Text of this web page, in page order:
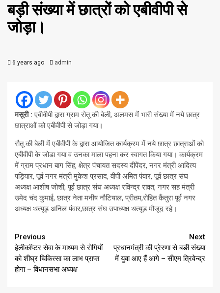
बड़ी संख्या में छात्रों को एबीवीपी से
जोड़ा।
6 years ago admin
मसूरी : एबीवीपी द्वारा ग्राम रोतू की बेली, अलमस में भारी संख्या में नये छात्र
छात्राओं को एबीवीपी से जोड़ा गया।
रौतू की बेली में एबीवीपी के द्वारा आयोजित कार्यक्रम में नये छात्र छात्राओं को
एबीवीपी के जोडा गया व उनका माला पहना कर स्वागत किया गया। कार्यक्रम
में ग्राम प्रधान बाग सिंह, क्षेत्र पंचायत सदस्य दीपेंदर, नगर मंत्री आदित्य
पड़ियार, पूर्व नगर मंत्री मुकेश प्रसाद, वीपी अमित पंवार, पूर्व छात्र संघ
अध्यक्ष आशीष जोशी, पूर्व छात्र संघ अध्यक्ष रविन्द्र रावत, नगर सह मंत्री
उमेद चंद कुमाई, छात्र नेता मनीष नौटियाल, प्रीतम,रोहित कैंतुरा पूर्व नगर
अध्यक्ष थत्यूड़ अनिल पंवार,छात्र संघ उपाध्यक्ष थत्यूड मौजूद रहे।
Continue
Reading
Previous
हेलीकॉप्टर सेवा के माध्यम से रोगियों
को शीघ्र चिकित्सा का लाभ प्राप्त
होगा – विधानसभा अध्यक्ष
Next
प्रधानमंत्री की प्रेरणा से बङी संख्या
में युवा आए हैं आगे – सीएम त्रिवेन्द्र